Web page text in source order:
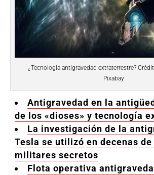
¿Tecnología antigravedad extraterrestre?
Pixabay
Antigravedad en la
de los «dioses» y tecnología
La investigación de la
Tesla se utilizó en decenas
militares secretos
Flota operativa